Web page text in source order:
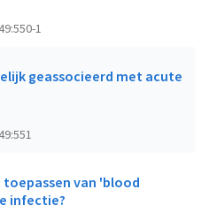
1
geassocieerd met acute
van 'blood
infectie?